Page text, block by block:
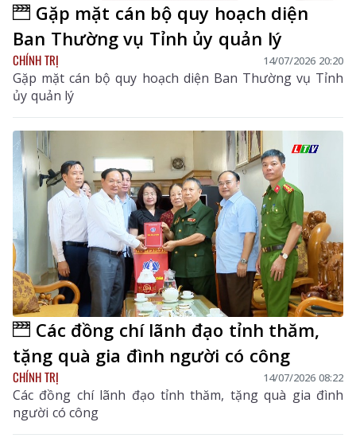
Gặp mặt cán bộ quy hoạch diện
Ban Thường vụ Tỉnh ủy quản lý
CHÍNH TRỊ 14/07/2026 20:20
Gặp mặt cán bộ quy hoạch diện Ban Thường vụ Tỉnh
ủy quản lý
Các đồng chí lãnh đạo tỉnh thăm,
tặng quà gia đình người có công
CHÍNH TRỊ 14/07/2026 08:22
Các đồng chí lãnh đạo tỉnh thăm, tặng quà gia đình
người có công